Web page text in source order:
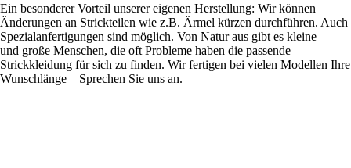
Ein besonderer Vorteil unserer eigenen Herstellung: Wir können
Änderungen an Strickteilen wie z.B. Ärmel kürzen durchführen. Auch
Spezialanfertigungen sind möglich. Von Natur aus gibt es kleine
und große Menschen, die oft Probleme haben die passende
Strickkleidung für sich zu finden. Wir fertigen bei vielen Modellen Ihre
Wunschlänge – Sprechen Sie uns an.